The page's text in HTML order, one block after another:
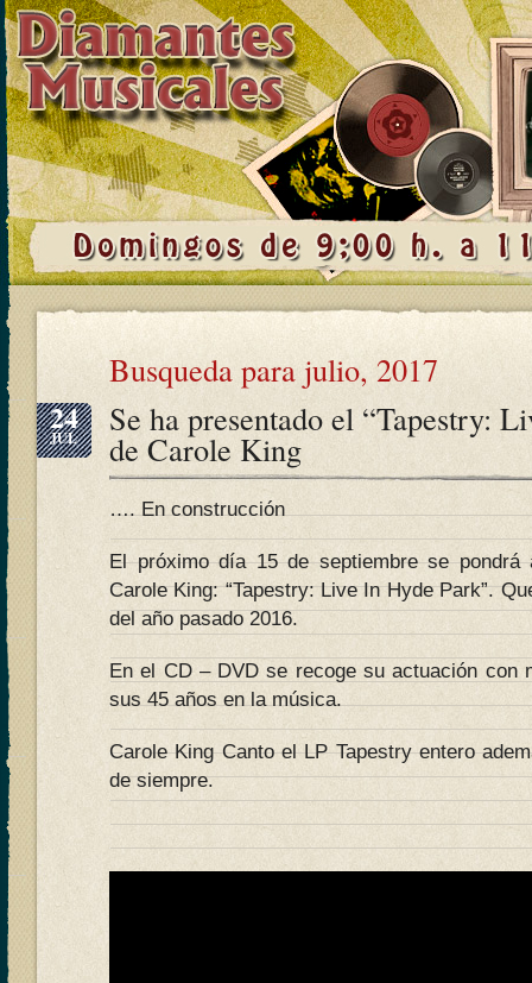
Busqueda para julio, 2017
24
JUL Se ha presentado el “Tapestry:
de Carole King
…. En construcción
El próximo día 15 de septiembre se
Carole King: “Tapestry: Live In Hyde Park”.
del año pasado 2016.
En el CD – DVD se recoge su actuación con
sus 45 años en la música.
Carole King Canto el LP Tapestry entero
de siempre.